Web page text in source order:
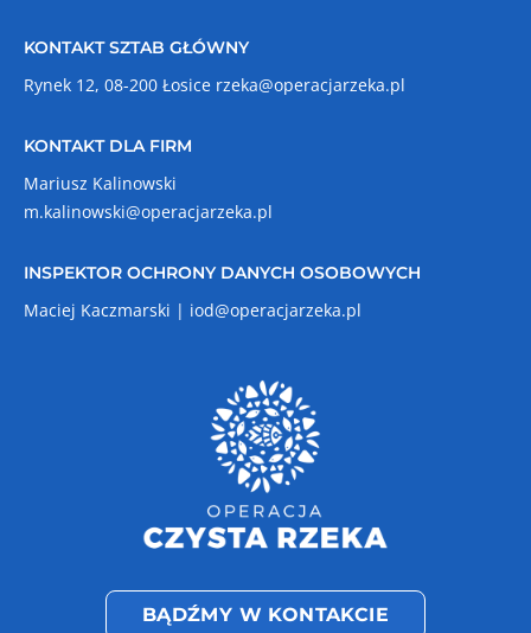
KONTAKT SZTAB GŁÓWNY
Rynek 12, 08-200 Łosice rzeka@operacjarzeka.pl
KONTAKT DLA FIRM
Mariusz Kalinowski
m.kalinowski@operacjarzeka.pl
INSPEKTOR OCHRONY DANYCH OSOBOWYCH
Maciej Kaczmarski | iod@operacjarzeka.pl
BĄDŹMY W KONTAKCIE